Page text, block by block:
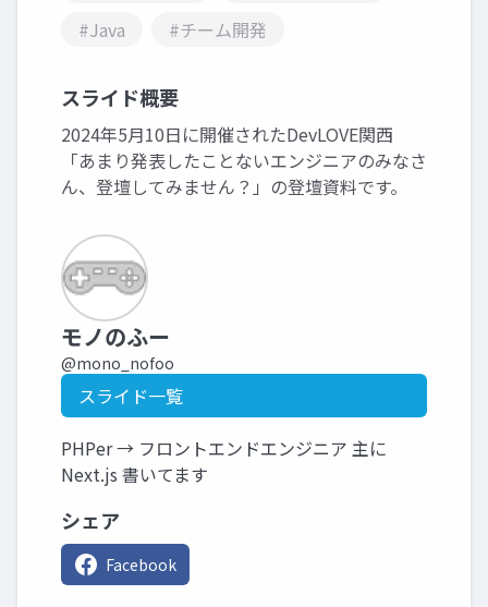
#Java
#チーム開発
スライド概要
2024年5月10日に開催されたDevLOVE関西
「あまり発表したことないエンジニアのみなさ
ん、登壇してみません？」の登壇資料です。
モノのふー
@mono_nofoo
スライド一覧
PHPer → フロントエンドエンジニア 主に
Next.js 書いてます
シェア
Facebook